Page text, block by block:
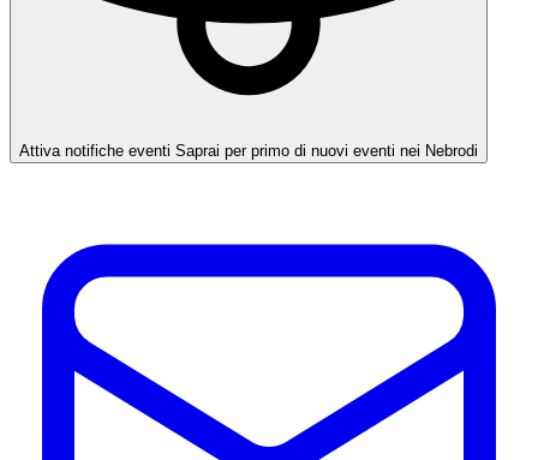
Attiva notifiche eventi Saprai per primo di nuovi eventi nei Nebrodi